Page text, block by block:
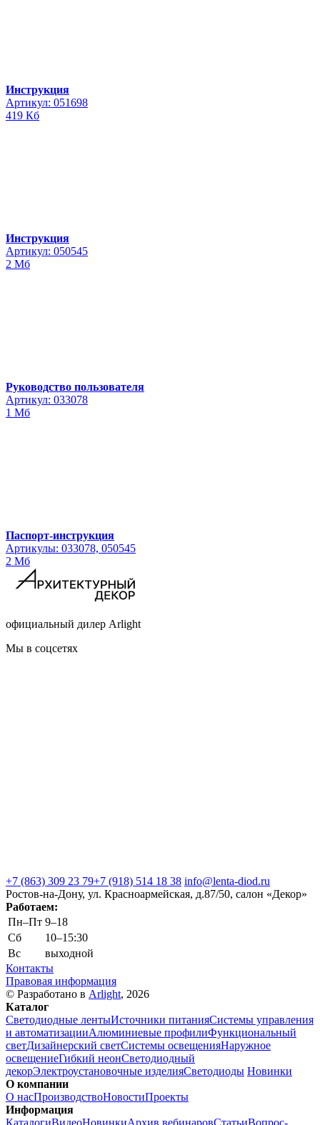
Инструкция
Артикул: 051698
419 Кб
Инструкция
Артикул: 050545
2 Мб
Руководство пользователя
Артикул: 033078
1 Мб
Паспорт-инструкция
Артикулы: 033078, 050545
2 Мб
официальный дилер Arlight
Мы в соцсетях
+7 (863) 309 23 79+7 (918) 514 18 38 info@lenta-diod.ru
Ростов-на-Дону, ул. Красноармейская, д.87/50, салон «Декор»
Работаем:
Пн–Пт 9–18
Сб
10–15:30
Вс
выходной
Контакты
Правовая информация
© Разработано в Arlight, 2026
Каталог
Светодиодные лентыИсточники питанияСистемы управления
и автоматизацииАлюминиевые профилиФункциональный
светДизайнерский светСистемы освещенияНаружное
освещениеГибкий неонСветодиодный
декорЭлектроустановочные изделияСветодиоды Новинки
О компании
О насПроизводствоНовостиПроекты
Информация